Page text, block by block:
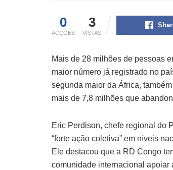
0
ACÇÕES
3
VISTAS
Mais de 28 milhões de pessoas
maior número já registrado no
segunda maior da África,
mais de 7,8 milhões que
Eric Perdison, chefe regional do
“forte ação coletiva” em níveis
Ele destacou que a RD Congo
comunidade internacional apoiar